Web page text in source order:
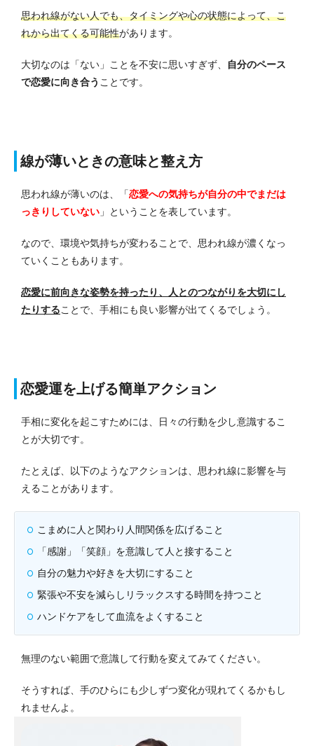
思われ線がない人でも、タイミングや心の状態によって、こ
れから出てくる可能性があります。
大切なのは「ない」ことを不安に思いすぎず、
自分のペース
で恋愛に向き合う ことです。
線が薄いときの意味と整え方
思われ線が薄いのは、 「恋愛への気持ちが自分の中でまだは
っきりしていない 」 ということを表しています。
なので、環境や気持ちが変わることで、思われ線が濃くなっ
ていくこともあります。
恋愛に前向きな姿勢を持ったり、人とのつながりを大切にし
たりすることで、手相にも良い影響が出てくるでしょう。
恋愛運を上げる簡単アクション
手相に変化を起こすためには、日々の行動を少し意識するこ
とが大切です。
たとえば、以下のようなアクションは、思われ線に影響を与
えることがあります。
こまめに人と関わり人間関係を広げること
「感謝」「笑顔」を意識して人と接すること
自分の魅力や好きを大切にすること
緊張や不安を減らしリラックスする時間を持つこと
ハンドケアをして血流をよくすること
無理のない範囲で意識して行動を変えてみてください。
そうすれば、手のひらにも少しずつ変化が現れてくるかもし
れませんよ。